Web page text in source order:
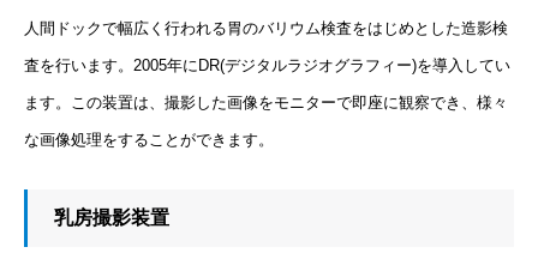
人間ドックで幅広く行われる胃のバリウム検査をはじめとした造影検
査を行います。2005年にDR(デジタルラジオグラフィー)を導入してい
ます。この装置は、撮影した画像をモニターで即座に観察でき、様々
な画像処理をすることができます。
乳房撮影装置